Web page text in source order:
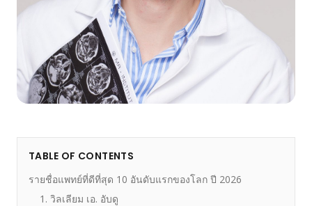
TABLE OF CONTENTS
รายชื่อแพทย์ที่ดีที่สุด 10 อันดับแรกของโลก ปี 2026
1. วิลเลียม เอ. อับดู